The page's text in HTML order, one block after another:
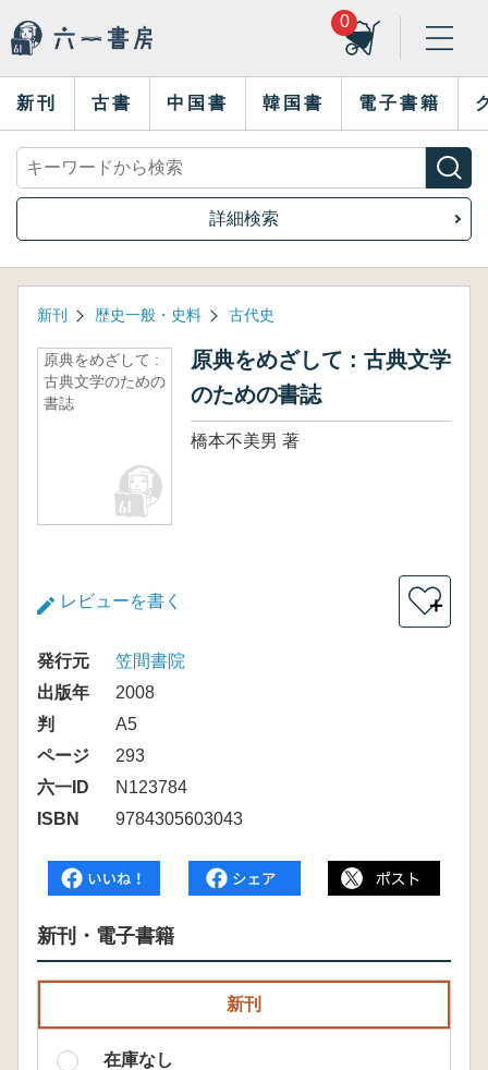
0
新刊 古書 中国書 韓国書 電子書籍
詳細検索
新刊 歴史一般・史料 古代史
原典をめざして :
古典文学のための
書誌
原典をめざして : 古典文学
のための書誌
橋本不美男 著
レビューを書く ＋
発行元
笠間書院
出版年
2008
判
A5
ページ
293
六一ID
N123784
ISBN
9784305603043
新刊・電子書籍
新刊
在庫なし